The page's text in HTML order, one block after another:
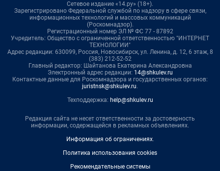
Сетевое издание «14.ру» (18+).
Зарегистрировано Федеральной службой по надзору в сфере связи,
информационных технологий и массовых коммуникаций
(Роскомнадзор).
Регистрационный номер ЭЛ № ФС 77 - 87892
Учредитель: Общество с ограниченной ответственностью "ИНТЕРНЕТ
ТЕХНОЛОГИИ"
Адрес редакции: 630099, Россия, Новосибирск, ул. Ленина, д. 12, 6 этаж, 8
(383) 212-52-52
Главный редактор: Шайтанова Екатерина Александровна
Электронный адрес редакции: 14@shkulev.ru
Контактные данные для Роскомнадзора и государственных органов:
juristnsk@shkulev.ru.
Техподдержка: help@shkulev.ru
Редакция сайта не несет ответственности за достоверность
информации, содержащейся в рекламных объявлениях.
Информация об ограничениях.
Политика использования cookies
Рекомендательные системы